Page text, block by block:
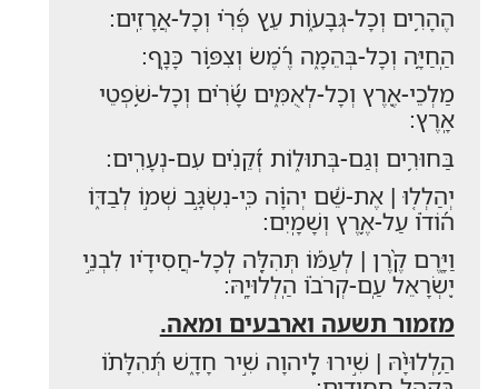
הֶהָרִ֥ים וְכָל-גְּבָע֑וֹת עֵ֥ץ פְּ֝רִ֗י וְכָל-אֲרָזִֽים:
הַֽחַיָּ֥ה וְכָל-בְּהֵמָ֑ה רֶ֝֗מֶשׂ וְצִפּ֥וֹר כָּנָֽף:
מַלְכֵי-אֶ֭רֶץ וְכָל-לְאֻמִּ֑ים שָׂ֝רִ֗ים וְכָל-שֹׁ֥פְטֵי
אָֽרֶץ:
בַּחוּרִ֥ים וְגַם-בְּתוּל֑וֹת זְ֝קֵנִ֗ים עִם-נְעָרִֽים:
יְהַלְל֤וּ | אֶת-שֵׁ֬ם יְהוָ֗ה כִּֽי-נִשְׂגָּ֣ב שְׁמ֣וֹ לְבַדּ֑וֹ
ה֝וֹד֗וֹ עַל-אֶ֥רֶץ וְשָׁמָֽיִם:
וַיָּ֤רֶם קֶ֨רֶן | לְעַמּ֡וֹ תְּהִלָּ֤ה לְֽכָל-חֲסִידָ֗יו לִבְנֵ֣י
יִ֭שְׂרָאֵל עַֽם-קְרֹב֗וֹ הַֽלְלוּיָֽהּ:
מזמור תשעה וארבעים ומאה.
הַ֥לְלוּיָ֨הּ | שִׁ֣ירוּ לַֽ֭יהוָה שִׁ֣יר חָדָ֑שׁ תְּ֝הִלָּת֗וֹ